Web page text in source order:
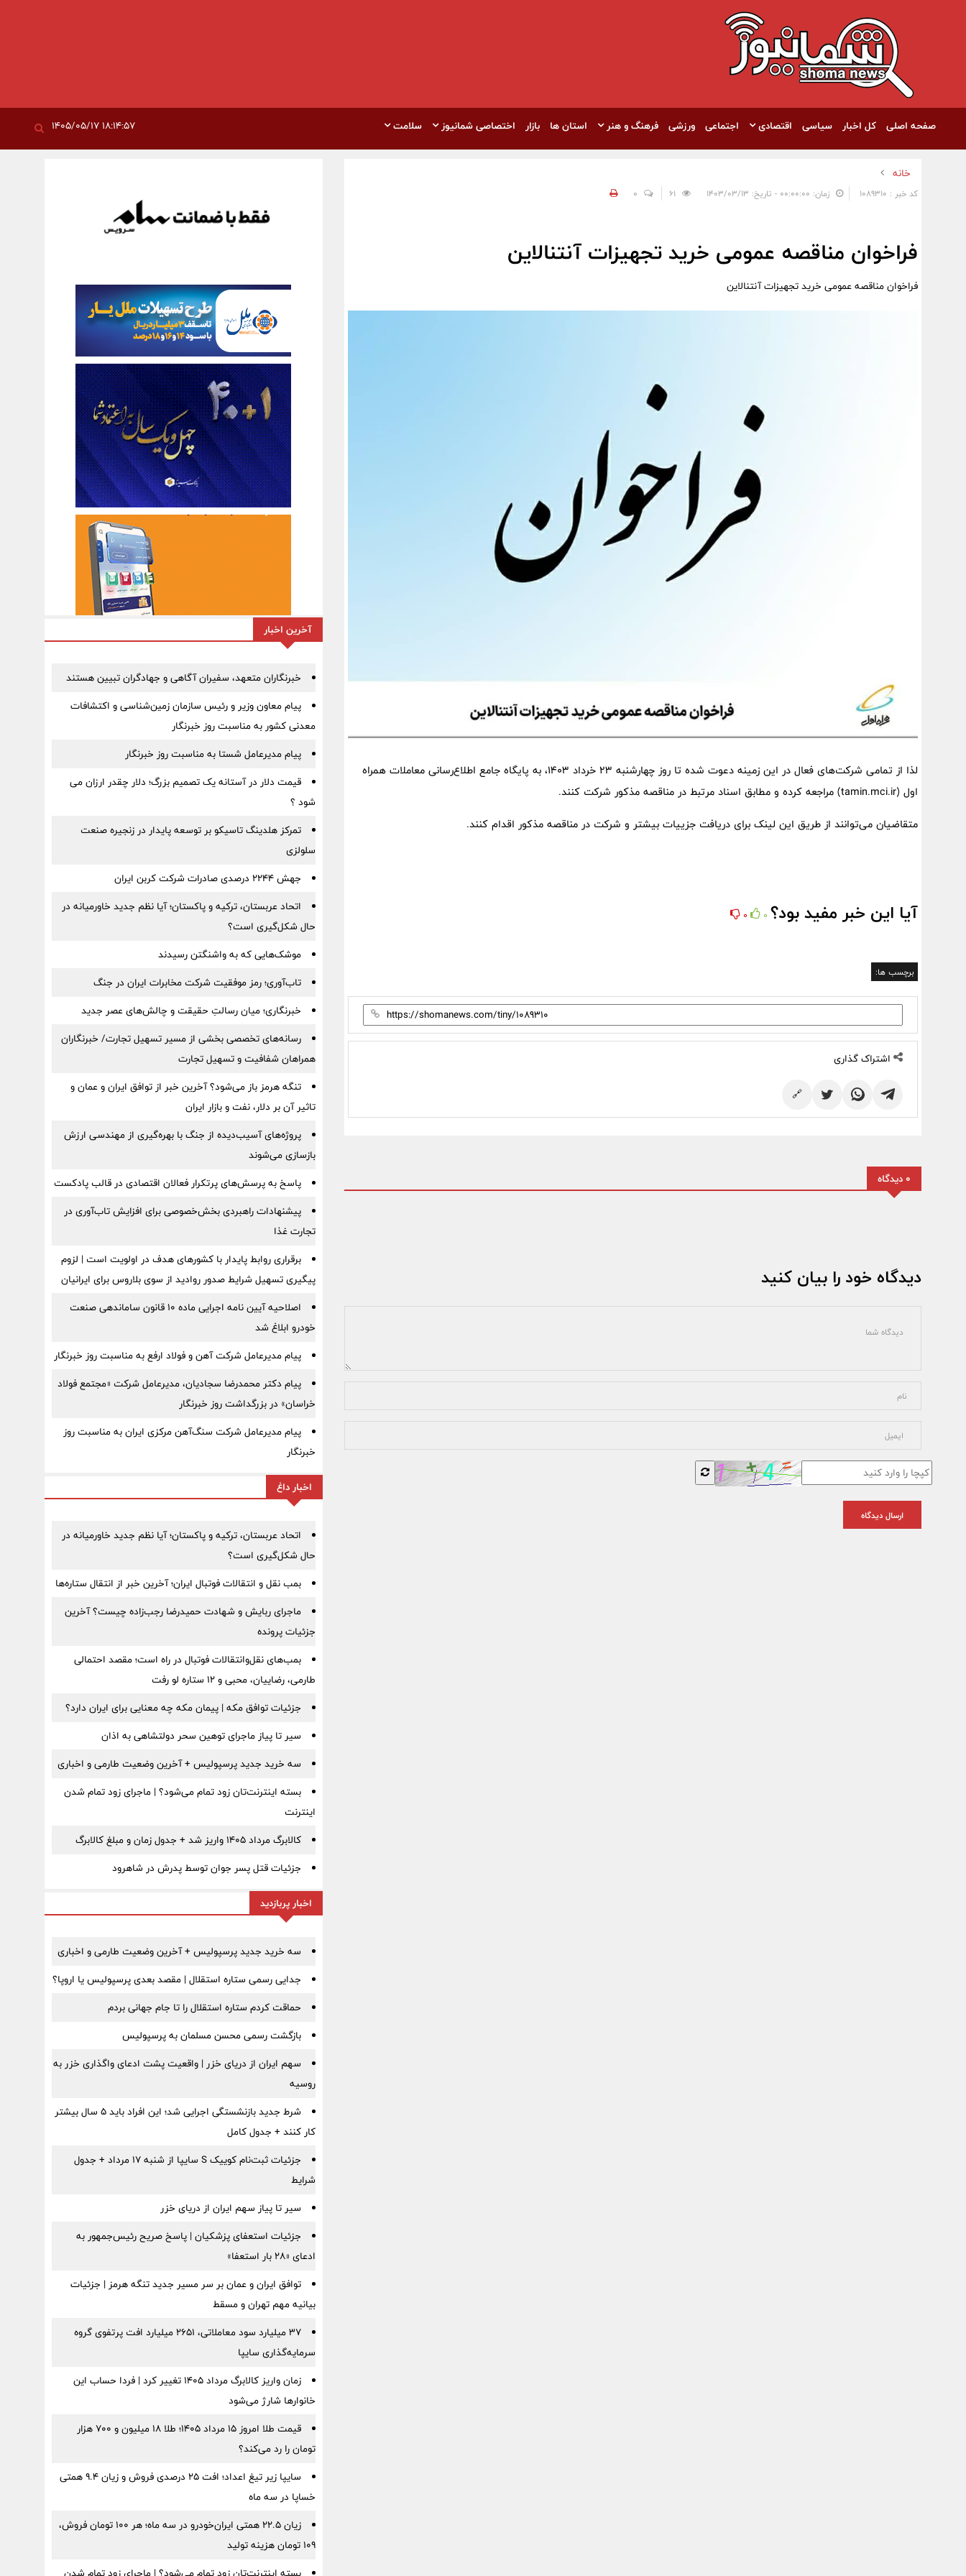
صفحه اصلی کل اخبار سیاسی اقتصادی اجتماعی ورزشی فرهنگ و هنر استان ها بازار اختصاصی شمانیوز سلامت
خانه
کد خبر : 1089310 زمان: ۰۰:۰۰:۰۰ - تاریخ: ۱۴۰۳/۰۳/۱۳ 0
فراخوان مناقصه عمومی خرید تجهیزات آنتنالاین
فراخوان مناقصه عمومی خرید تجهیزات آنتنالاین
لذا از تمامی شرکت‌های فعال در این زمینه دعوت شده تا روز چهارشنبه ۲۳ خرداد ۱۴۰۳، به پایگاه جامع اطلاع‌رسانی معاملات همراه
اول (tamin.mci.ir) مراجعه کرده و مطابق اسناد مرتبط در مناقصه مذکور شرکت کنند.
متقاضیان می‌توانند از طریق این لینک برای دریافت جزییات بیشتر و شرکت در مناقصه مذکور اقدام کنند.
آیا این خبر مفید بود؟ 0
0
برچسب ها:
اشتراک گذاری
🔗
0 دیدگاه
دیدگاه خود را بیان کنید
ارسال دیدگاه
آخرین اخبار
خبرنگاران متعهد، سفیران آگاهی و جهادگران تبیین هستند
پیام معاون وزیر و رئیس سازمان زمین‌شناسی و اکتشافات
معدنی کشور به مناسبت روز خبرنگار
پیام مدیرعامل شستا به مناسبت روز خبرنگار
قیمت دلار در آستانه یک تصمیم بزرگ؛ دلار چقدر ارزان می
شود ؟
تمرکز هلدینگ تاسیکو بر توسعه پایدار در زنجیره صنعت
سلولزی
جهش ۲۲۴۴ درصدی صادرات شرکت کربن ایران
اتحاد عربستان، ترکیه و پاکستان؛ آیا نظم جدید خاورمیانه در
حال شکل‌گیری است؟
موشک‌هایی که به واشنگتن رسیدند
تاب‌آوری؛ رمز موفقیت شرکت مخابرات ایران در جنگ
خبرنگاری؛ میان رسالتِ حقیقت و چالش‌های عصر جدید
رسانه‌های تخصصی بخشی از مسیر تسهیل تجارت/ خبرنگاران
همراهان شفافیت و تسهیل تجارت
تنگه هرمز باز می‌شود؟ آخرین خبر از توافق ایران و عمان و
تاثیر آن بر دلار، نفت و بازار ایران
پروژه‌های آسیب‌دیده از جنگ با بهره‌گیری از مهندسی ارزش
بازسازی می‌شوند
پاسخ به پرسش‌های پرتکرار فعالان اقتصادی در قالب پادکست
پیشنهادات راهبردی بخش‌خصوصی برای افزایش تاب‌آوری در
تجارت غذا
برقراری روابط پایدار با کشورهای هدف در اولویت است | لزوم
پیگیری تسهیل شرایط صدور روادید از سوی بلاروس برای ایرانیان
اصلاحیه آیین نامه اجرایی ماده ۱۰ قانون ساماندهی صنعت
خودرو ابلاغ شد
پیام مدیرعامل شرکت آهن و فولاد ارفع به مناسبت روز خبرنگار
پیام دکتر محمدرضا سجادیان، مدیرعامل شرکت «مجتمع فولاد
خراسان» در بزرگداشت روز خبرنگار
پیام مدیرعامل شرکت سنگ‌آهن مرکزی ایران به مناسبت روز
خبرنگار
اخبار داغ
اتحاد عربستان، ترکیه و پاکستان؛ آیا نظم جدید خاورمیانه در
حال شکل‌گیری است؟
بمب نقل‌ و انتقالات فوتبال ایران؛ آخرین خبر از انتقال ستاره‌ها
ماجرای ربایش و شهادت حمیدرضا رجب‌زاده چیست؟ آخرین
جزئیات پرونده
بمب‌های نقل‌وانتقالات فوتبال در راه است؛ مقصد احتمالی
طارمی، رضاییان، محبی و ۱۲ ستاره لو رفت
جزئیات توافق مکه | پیمان مکه چه معنایی برای ایران دارد؟
سیر تا پیاز ماجرای توهین سحر دولتشاهی به اذان
سه خرید جدید پرسپولیس + آخرین وضعیت طارمی و اخباری
بسته اینترنت‌تان زود تمام می‌شود؟ | ماجرای زود تمام شدن
اینترنت
کالابرگ مرداد ۱۴۰۵ واریز شد + جدول زمان و مبلغ کالابرگ
جزئیات قتل پسر جوان توسط پدرش در شاهرود
اخبار پربازدید
سه خرید جدید پرسپولیس + آخرین وضعیت طارمی و اخباری
جدایی رسمی ستاره استقلال | مقصد بعدی پرسپولیس یا اروپا؟
حماقت کردم ستاره استقلال را تا جام جهانی بردم
بازگشت رسمی محسن مسلمان به پرسپولیس
سهم ایران از دریای خزر | واقعیت پشت ادعای واگذاری خزر به
روسیه
شرط جدید بازنشستگی اجرایی شد؛ این افراد باید ۵ سال بیشتر
کار کنند + جدول کامل
جزئیات ثبت‌نام کوییک S سایپا از شنبه ۱۷ مرداد + جدول
شرایط
سیر تا پیاز سهم ایران از دریای خزر
جزئیات استعفای پزشکیان | پاسخ صریح رئیس‌جمهور به
ادعای «۲۸ بار استعفا»
توافق ایران و عمان بر سر مسیر جدید تنگه هرمز | جزئیات
بیانیه مهم تهران و مسقط
۳۷ میلیارد سود معاملاتی، ۲۶۵۱ میلیارد افت پرتفوی گروه
سرمایه‌گذاری سایپا
زمان واریز کالابرگ مرداد ۱۴۰۵ تغییر کرد | فردا حساب این
خانوارها شارژ می‌شود
قیمت طلا امروز ۱۵ مرداد ۱۴۰۵؛ طلا ۱۸ میلیون و ۷۰۰ هزار
تومان را رد می‌کند؟
سایپا زیر تیغ اعداد؛ افت ۲۵ درصدی فروش و زیان ۹.۴ همتی
خساپا در سه ماه
زیان ۲۲.۵ همتی ایران‌خودرو در سه ماه؛ هر ۱۰۰ تومان فروش،
۱۰۹ تومان هزینه تولید